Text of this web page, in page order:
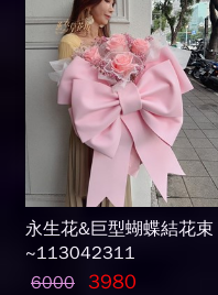
永生花&巨型蝴蝶結花束
~113042311
6000
3980